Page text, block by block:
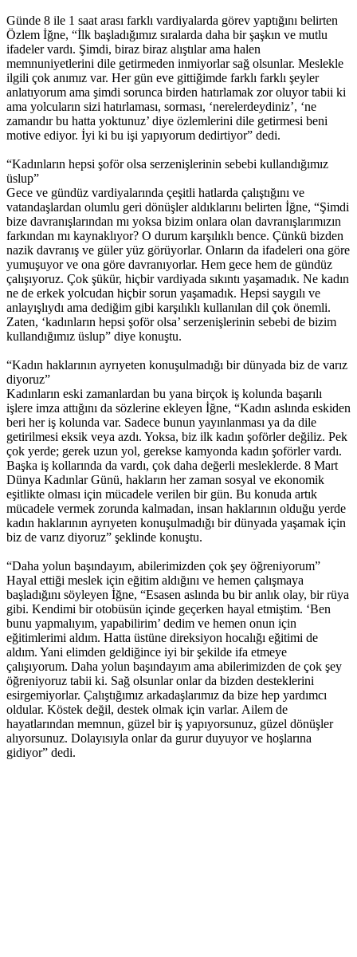
Günde 8 ile 1 saat arası farklı vardiyalarda görev yaptığını belirten
Özlem İğne, “İlk başladığımız sıralarda daha bir şaşkın ve mutlu
ifadeler vardı. Şimdi, biraz biraz alıştılar ama halen
memnuniyetlerini dile getirmeden inmiyorlar sağ olsunlar. Meslekle
ilgili çok anımız var. Her gün eve gittiğimde farklı farklı şeyler
anlatıyorum ama şimdi sorunca birden hatırlamak zor oluyor tabii ki
ama yolcuların sizi hatırlaması, sorması, ‘nerelerdeydiniz’, ‘ne
zamandır bu hatta yoktunuz’ diye özlemlerini dile getirmesi beni
motive ediyor. İyi ki bu işi yapıyorum dedirtiyor” dedi.
“Kadınların hepsi şoför olsa serzenişlerinin sebebi kullandığımız
üslup”
Gece ve gündüz vardiyalarında çeşitli hatlarda çalıştığını ve
vatandaşlardan olumlu geri dönüşler aldıklarını belirten İğne, “Şimdi
bize davranışlarından mı yoksa bizim onlara olan davranışlarımızın
farkından mı kaynaklıyor? O durum karşılıklı bence. Çünkü bizden
nazik davranış ve güler yüz görüyorlar. Onların da ifadeleri ona göre
yumuşuyor ve ona göre davranıyorlar. Hem gece hem de gündüz
çalışıyoruz. Çok şükür, hiçbir vardiyada sıkıntı yaşamadık. Ne kadın
ne de erkek yolcudan hiçbir sorun yaşamadık. Hepsi saygılı ve
anlayışlıydı ama dediğim gibi karşılıklı kullanılan dil çok önemli.
Zaten, ‘kadınların hepsi şoför olsa’ serzenişlerinin sebebi de bizim
kullandığımız üslup” diye konuştu.
“Kadın haklarının ayrıyeten konuşulmadığı bir dünyada biz de varız
diyoruz”
Kadınların eski zamanlardan bu yana birçok iş kolunda başarılı
işlere imza attığını da sözlerine ekleyen İğne, “Kadın aslında eskiden
beri her iş kolunda var. Sadece bunun yayınlanması ya da dile
getirilmesi eksik veya azdı. Yoksa, biz ilk kadın şoförler değiliz. Pek
çok yerde; gerek uzun yol, gerekse kamyonda kadın şoförler vardı.
Başka iş kollarında da vardı, çok daha değerli mesleklerde. 8 Mart
Dünya Kadınlar Günü, hakların her zaman sosyal ve ekonomik
eşitlikte olması için mücadele verilen bir gün. Bu konuda artık
mücadele vermek zorunda kalmadan, insan haklarının olduğu yerde
kadın haklarının ayrıyeten konuşulmadığı bir dünyada yaşamak için
biz de varız diyoruz” şeklinde konuştu.
“Daha yolun başındayım, abilerimizden çok şey öğreniyorum”
Hayal ettiği meslek için eğitim aldığını ve hemen çalışmaya
başladığını söyleyen İğne, “Esasen aslında bu bir anlık olay, bir rüya
gibi. Kendimi bir otobüsün içinde geçerken hayal etmiştim. ‘Ben
bunu yapmalıyım, yapabilirim’ dedim ve hemen onun için
eğitimlerimi aldım. Hatta üstüne direksiyon hocalığı eğitimi de
aldım. Yani elimden geldiğince iyi bir şekilde ifa etmeye
çalışıyorum. Daha yolun başındayım ama abilerimizden de çok şey
öğreniyoruz tabii ki. Sağ olsunlar onlar da bizden desteklerini
esirgemiyorlar. Çalıştığımız arkadaşlarımız da bize hep yardımcı
oldular. Köstek değil, destek olmak için varlar. Ailem de
hayatlarından memnun, güzel bir iş yapıyorsunuz, güzel dönüşler
alıyorsunuz. Dolayısıyla onlar da gurur duyuyor ve hoşlarına
gidiyor” dedi.